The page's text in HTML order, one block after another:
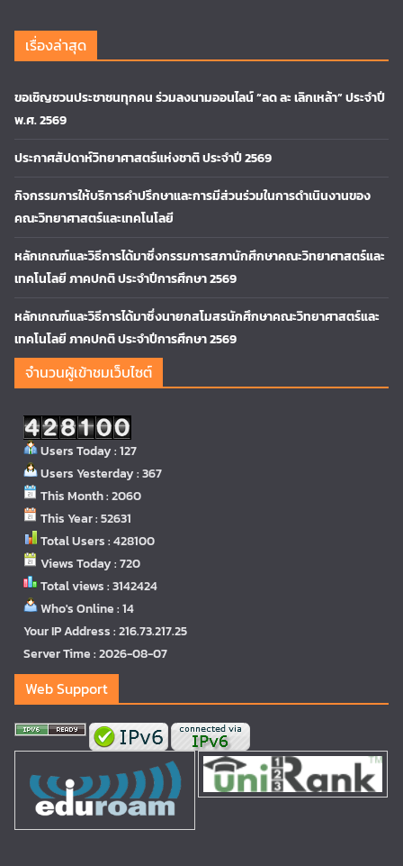
เรื่องล่าสุด
ขอเชิญชวนประชาชนทุกคน ร่วมลงนามออนไลน์ “ลด ละ เลิกเหล้า” ประจำปี
พ.ศ. 2569
ประกาศสัปดาห์วิทยาศาสตร์แห่งชาติ ประจำปี 2569
กิจกรรมการให้บริการคำปรึกษาและการมีส่วนร่วมในการดำเนินงานของ
คณะวิทยาศาสตร์และเทคโนโลยี
หลักเกณฑ์และวิธีการได้มาซึ่งกรรมการสภานักศึกษาคณะวิทยาศาสตร์และ
เทคโนโลยี ภาคปกติ ประจำปีการศึกษา 2569
หลักเกณฑ์และวิธีการได้มาซึ่งนายกสโมสรนักศึกษาคณะวิทยาศาสตร์และ
เทคโนโลยี ภาคปกติ ประจำปีการศึกษา 2569
จำนวนผู้เข้าชมเว็บไซต์
Users Today : 127
Users Yesterday : 367
This Month : 2060
This Year : 52631
Total Users : 428100
Views Today : 720
Total views : 3142424
Who's Online : 14
Your IP Address : 216.73.217.25
Server Time : 2026-08-07
Web Support